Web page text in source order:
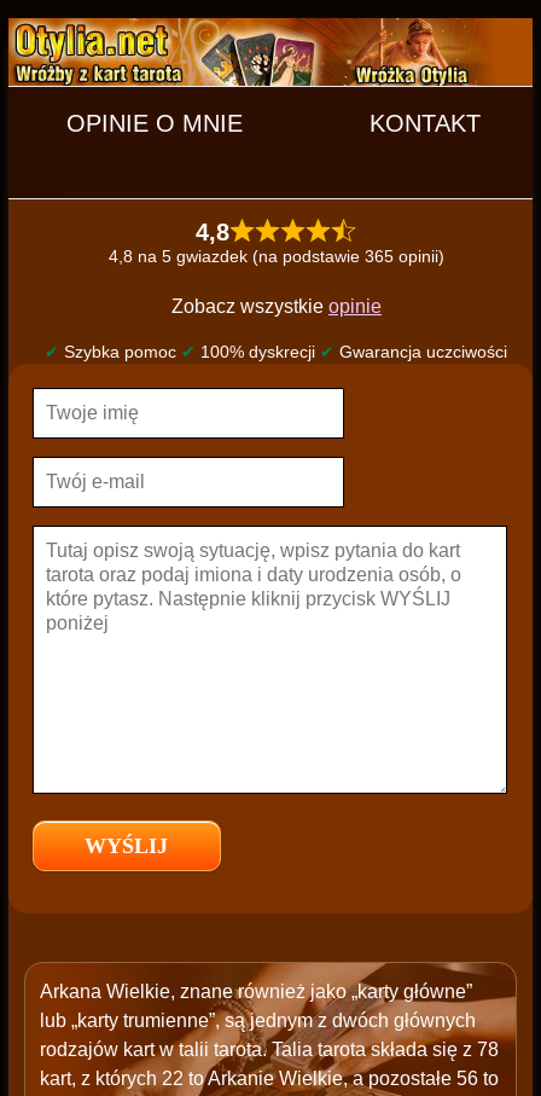
OPINIE O MNIE KONTAKT
4,8
4,8 na 5 gwiazdek (na podstawie 365 opinii)
Zobacz wszystkie opinie
✔ Szybka pomoc ✔ 100% dyskrecji ✔ Gwarancja uczciwości
Arkana Wielkie, znane również jako „karty główne”
lub „karty trumienne”, są jednym z dwóch głównych
rodzajów kart w talii tarota. Talia tarota składa się z 78
kart, z których 22 to Arkanie Wielkie, a pozostałe 56 to